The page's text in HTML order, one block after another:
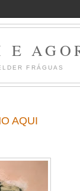
E
FRÁGUAS
AQUI